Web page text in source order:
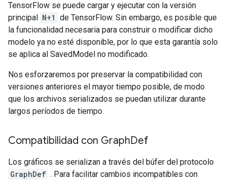
TensorFlow se puede cargar y ejecutar con la versión
principal N+1 de TensorFlow. Sin embargo, es posible que
la funcionalidad necesaria para construir o modificar dicho
modelo ya no esté disponible, por lo que esta garantía solo
se aplica al SavedModel no modificado.
Nos esforzaremos por preservar la compatibilidad con
versiones anteriores el mayor tiempo posible, de modo
que los archivos serializados se puedan utilizar durante
largos períodos de tiempo.
Compatibilidad con GraphDef
Los gráficos se serializan a través del búfer del protocolo
GraphDef . Para facilitar cambios incompatibles con